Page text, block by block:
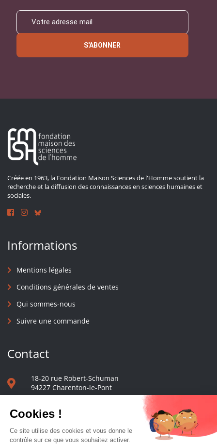
S'ABONNER
Créée en 1963, la Fondation Maison Sciences de l'Homme soutient la
recherche et la diffusion des connaissances en sciences humaines et
sociales.
Informations
Mentions légales
Conditions générales de ventes
Qui sommes-nous
Suivre une commande
Contact
18-20 rue Robert-Schuman
94227 Charenton-le-Pont